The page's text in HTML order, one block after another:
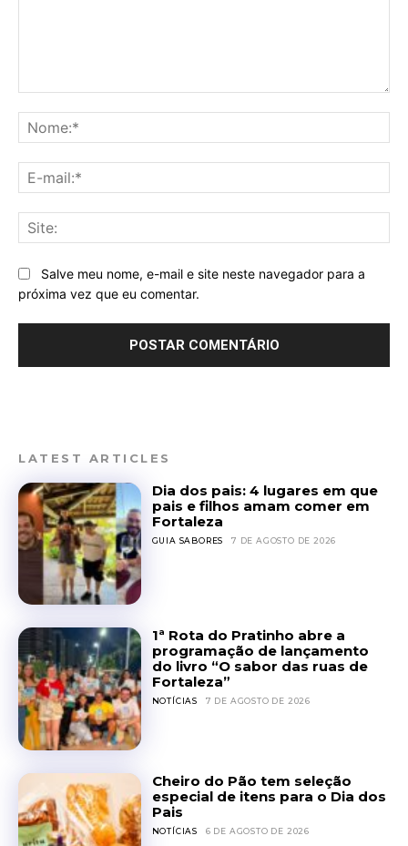
Salve meu nome, e-mail e site neste navegador para a
próxima vez que eu comentar.
LATEST ARTICLES
Dia dos pais: 4 lugares em que
pais e filhos amam comer em
Fortaleza
GUIA SABORES 7 DE AGOSTO DE 2026
1ª Rota do Pratinho abre a
programação de lançamento
do livro “O sabor das ruas de
Fortaleza”
NOTÍCIAS 7 DE AGOSTO DE 2026
Cheiro do Pão tem seleção
especial de itens para o Dia dos
Pais
NOTÍCIAS 6 DE AGOSTO DE 2026